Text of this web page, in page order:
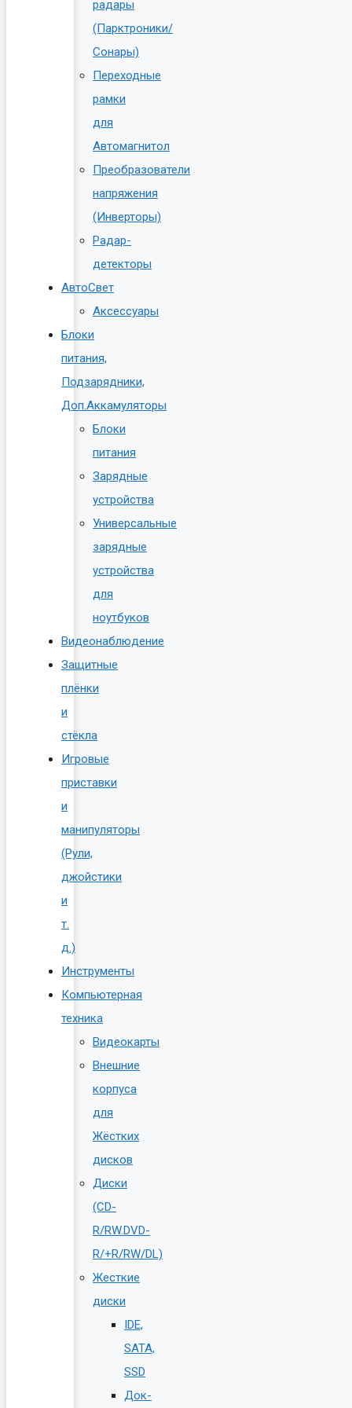
радары
(Парктроники/
Сонары)
Переходные
рамки
для
Автомагнитол
Преобразователи
напряжения
(Инверторы)
Радар-
детекторы
АвтоСвет
Аксессуары
Блоки
питания,
Подзарядники,
Доп.Аккамуляторы
Блоки
питания
Зарядные
устройства
Универсальные
зарядные
устройства
для
ноутбуков
Видеонаблюдение
Защитные
плёнки
и
стёкла
Игровые
приставки
и
манипуляторы
(Рули,
джойстики
и
т.
д.)
Инструменты
Компьютерная
техника
Видеокарты
Внешние
корпуса
для
Жёстких
дисков
Диски
(CD-
R/RW.DVD-
R/+R/RW/DL)
Жесткие
диски
IDE,
SATA,
SSD
Док-